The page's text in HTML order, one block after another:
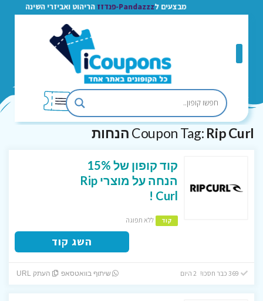
מבצעים לPandazzz-פנדזז הריהוט ואביזרי השינה
Coupon Tag: Rip Curl הנחות
קוד קופון של 15%
הנחה על מוצרי Rip
Curl !
קוד ללא תפוגה
השג קוד
שיתוף בוואטסאפ העתק URL